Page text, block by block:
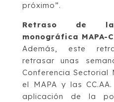
próximo”.
Retraso de la
monográfica MAPA-
Además, este
retrasar unas
Conferencia Sectorial
el MAPA y las
aplicación de la